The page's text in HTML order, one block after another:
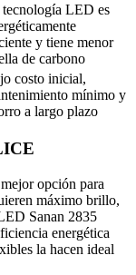
LED es
y tiene menor
de carbono
costo inicial,
mínimo y
a largo plazo
opción para
máximo brillo,
Sanan 2835
energética
la hacen ideal